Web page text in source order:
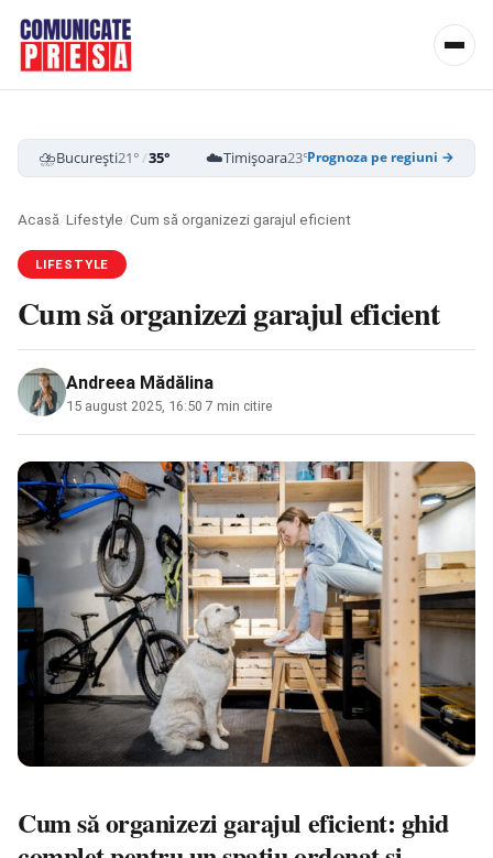
⛈️București21°/35° ☁️Timișoara23°/35° ☁️Cluj-Napoca
Prognoza pe regiuni →
Acasă/Lifestyle/Cum să organizezi garajul eficient
LIFESTYLE
Cum să organizezi garajul eficient
Andreea Mădălina
15 august 2025, 16:50 7 min citire
Cum să organizezi garajul eficient: ghid